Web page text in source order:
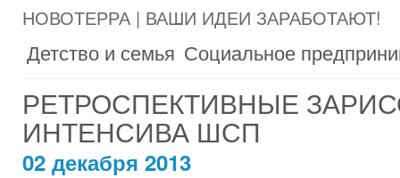
НОВОТЕРРА | ВАШИ ИДЕИ ЗАРАБОТАЮТ!
Детство и семья Социальное
РЕТРОСПЕКТИВНЫЕ
ИНТЕНСИВА ШСП
02 декабря 2013